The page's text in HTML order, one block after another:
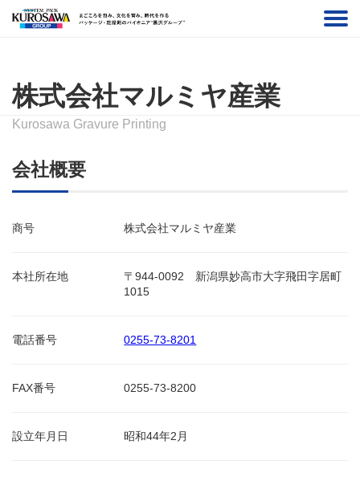
株式会社マルミヤ産業
Kurosawa Gravure Printing
会社概要
商号 株式会社マルミヤ産業
本社所在地
〒944-0092 新潟県妙高市大字飛田字居町
1015
電話番号 0255-73-8201
FAX番号 0255-73-8200
設立年月日 昭和44年2月